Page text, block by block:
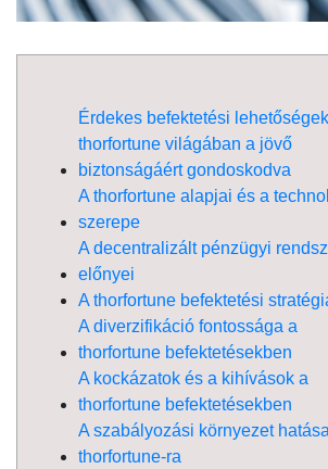
Érdekes befektetési
thorfortune világában a jövő
biztonságáért gondoskodva
A thorfortune alapjai és a
szerepe
A decentralizált pénzügyi
előnyei
A thorfortune befektetési
A diverzifikáció fontossága a
thorfortune befektetésekben
A kockázatok és a kihívások a
thorfortune befektetésekben
A szabályozási környezet
thorfortune-ra